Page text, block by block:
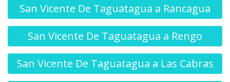
San Vicente De Taguatagua a Rancagua
San Vicente De Taguatagua a Rengo
San Vicente De Taguatagua a Las Cabras